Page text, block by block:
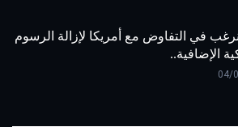
نرغب في التفاوض مع أمريكا لإزالة الرسوم
الإضافية..
04/